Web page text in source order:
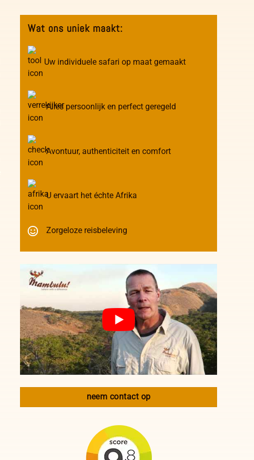
Wat ons uniek maakt:
Uw individuele safari op maat gemaakt
Alles persoonlijk en perfect geregeld
Avontuur, authenticiteit en comfort
U ervaart het échte Afrika
Zorgeloze reisbeleving
neem contact op